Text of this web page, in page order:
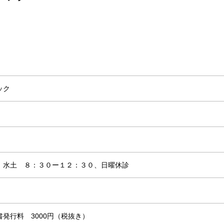
ク
土 ８：３０ー１２：３０、日曜休診
発行料 3000円（税抜き）